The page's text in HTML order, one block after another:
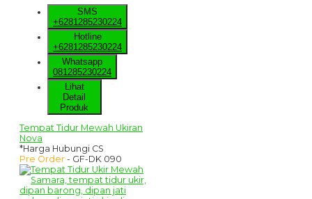
SMS
+6281285230224
Hotline
+6281285230224
Whatsapp
081285230224
Lihat
Detail
Produk
Tempat Tidur Mewah Ukiran
Nova
*Harga Hubungi CS
Pre Order - GF-DK 090